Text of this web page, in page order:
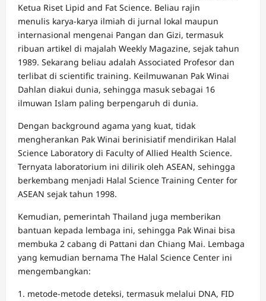
Ketua Riset Lipid and Fat Science. Beliau rajin
menulis karya-karya ilmiah di jurnal lokal maupun
internasional mengenai Pangan dan Gizi, termasuk
ribuan artikel di majalah Weekly Magazine, sejak tahun
1989. Sekarang beliau adalah Associated Profesor dan
terlibat di scientific training. Keilmuwanan Pak Winai
Dahlan diakui dunia, sehingga masuk sebagai 16
ilmuwan Islam paling berpengaruh di dunia.
Dengan background agama yang kuat, tidak
mengherankan Pak Winai berinisiatif mendirikan Halal
Science Laboratory di Faculty of Allied Health Science.
Ternyata laboratorium ini dilirik oleh ASEAN, sehingga
berkembang menjadi Halal Science Training Center for
ASEAN sejak tahun 1998.
Kemudian, pemerintah Thailand juga memberikan
bantuan kepada lembaga ini, sehingga Pak Winai bisa
membuka 2 cabang di Pattani dan Chiang Mai. Lembaga
yang kemudian bernama The Halal Science Center ini
mengembangkan:
1. metode-metode deteksi, termasuk melalui DNA, FID